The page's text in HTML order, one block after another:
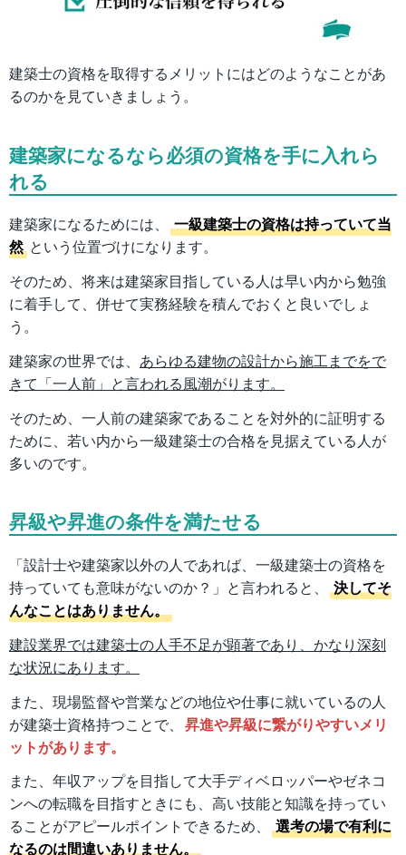
建築士の資格を取得するメリットにはどのようなことがあ
るのかを見ていきましょう。
建築家になるなら必須の資格を手に入れら
れる
建築家になるためには、
一級建築士の資格は持っていて当
然 という位置づけになります。
そのため、将来は建築家目指している人は早い内から勉強
に着手して、併せて実務経験を積んでおくと良いでしょ
う。
建築家の世界では、 あらゆる建物の設計から施工までをで
きて「一人前」と言われる風潮がります。
そのため、一人前の建築家であることを対外的に証明する
ために、若い内から一級建築士の合格を見据えている人が
多いのです。
昇級や昇進の条件を満たせる
「設計士や建築家以外の人であれば、一級建築士の資格を
持っていても意味がないのか？」と言われると、
決してそ
んなことはありません。
建設業界では建築士の人手不足が顕著であり、かなり深刻
な状況にあります。
また、現場監督や営業などの地位や仕事に就いているの人
が建築士資格持つことで、 昇進や昇級に繋がりやすいメリ
ットがあります。
また、年収アップを目指して大手ディベロッパーやゼネコ
ンへの転職を目指すときにも、高い技能と知識を持ってい
ることがアピールポイントできるため、
選考の場で有利に
なるのは間違いありません。